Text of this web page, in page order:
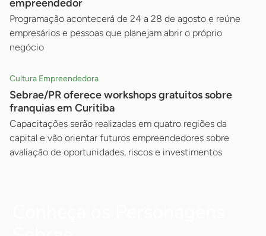
empreendedor
Programação acontecerá de 24 a 28 de agosto e reúne
empresários e pessoas que planejam abrir o próprio
negócio
Cultura Empreendedora
Sebrae/PR oferece workshops gratuitos sobre
franquias em Curitiba
Capacitações serão realizadas em quatro regiões da
capital e vão orientar futuros empreendedores sobre
avaliação de oportunidades, riscos e investimentos